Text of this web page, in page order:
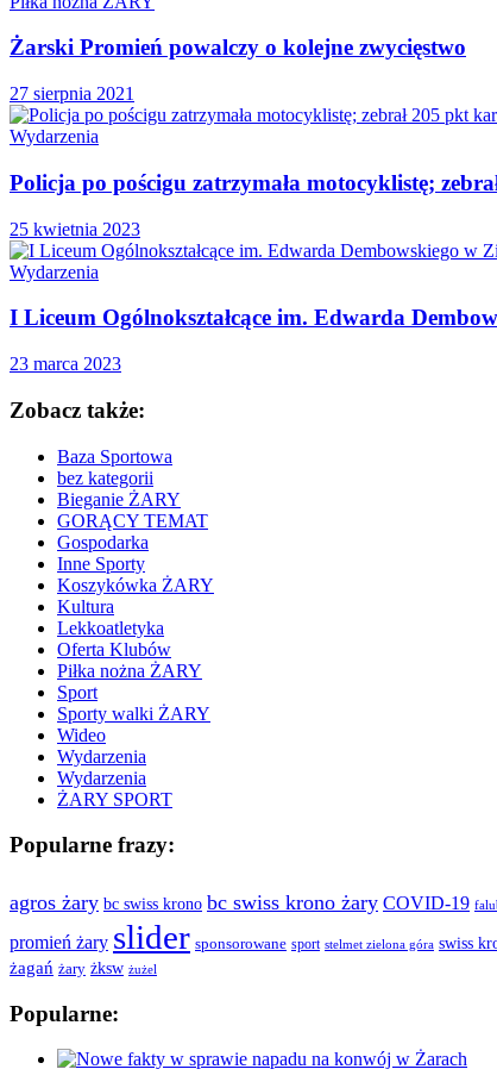
Żarski Promień powalczy o kolejne zwycięstwo
27 sierpnia 2021
Wydarzenia
Policja po pościgu zatrzymała motocyklistę;
25 kwietnia 2023
Wydarzenia
I Liceum Ogólnokształcące im. Edwarda
23 marca 2023
Zobacz także:
Baza Sportowa
bez kategorii
Bieganie ŻARY
GORĄCY TEMAT
Gospodarka
Inne Sporty
Koszykówka ŻARY
Kultura
Lekkoatletyka
Oferta Klubów
Piłka nożna ŻARY
Sport
Sporty walki ŻARY
Wideo
Wydarzenia
Wydarzenia
ŻARY SPORT
Popularne frazy:
agros żary bc swiss krono bc swiss krono żary COVID-19
promień żary slider sponsorowane sport stelmet zielona góra swiss
żagań żary żksw żużel
Popularne: